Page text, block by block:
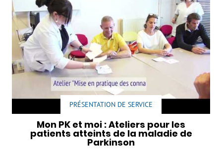
PRÉSENTATION DE SERVICE
Mon PK et moi : Ateliers pour les
patients atteints de la maladie de
Parkinson